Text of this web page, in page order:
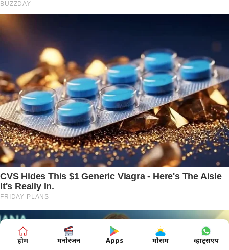
होम मनोरंजन Apps मौसम व्हाट्सएप